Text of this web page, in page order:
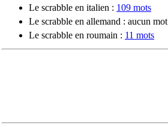
Le scrabble en italien : 109 mots
Le scrabble en allemand : aucun mot
Le scrabble en roumain : 11 mots